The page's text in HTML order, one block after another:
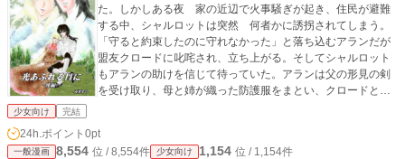
た。しかしある夜 家の近辺で火事騒ぎが起き、住民が避難
する中、シャルロットは突然 何者かに誘拐されてしまう。
「守ると約束したのに守れなかった」と落ち込むアランだが
盟友クロードに叱咤され、立ち上がる。そしてシャルロット
もアランの助けを信じて待っていた。アランは父の形見の剣
を受け取り、母と姉が織った防護服をまとい、クロードと共
少女向け 完結
24h.ポイント 0pt
一般漫画 8,554 位 / 8,554件 少女向け 1,154 位 / 1,154件